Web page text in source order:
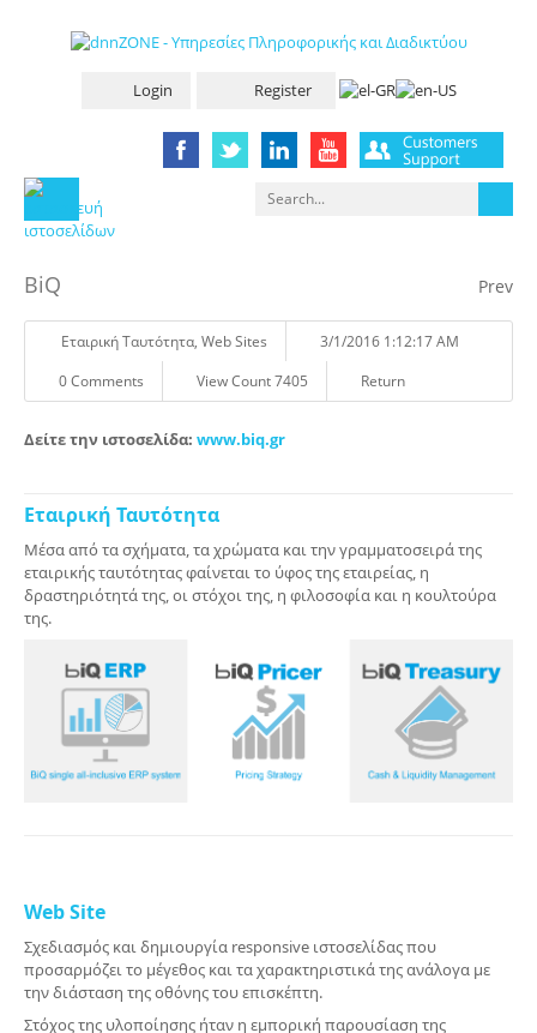
Login Register
Prev
BiQ
Eταιρική Tαυτότητα, Web Sites
3/1/2016 1:12:17 AM
0 Comments
View Count 7405 Return
Δείτε την ιστοσελίδα: www.biq.gr
Εταιρική Ταυτότητα
Μέσα από τα σχήματα, τα χρώματα και την γραμματοσειρά της
εταιρικής ταυτότητας φαίνεται το ύφος της εταιρείας, η
δραστηριότητά της, οι στόχοι της, η φιλοσοφία και η κουλτούρα
της.
Web Site
Σχεδιασμός και δημιουργία responsive ιστοσελίδας που
προσαρμόζει το μέγεθος και τα χαρακτηριστικά της ανάλογα με
την διάσταση της οθόνης του επισκέπτη.
Στόχος της υλοποίησης ήταν η εμπορική παρουσίαση της